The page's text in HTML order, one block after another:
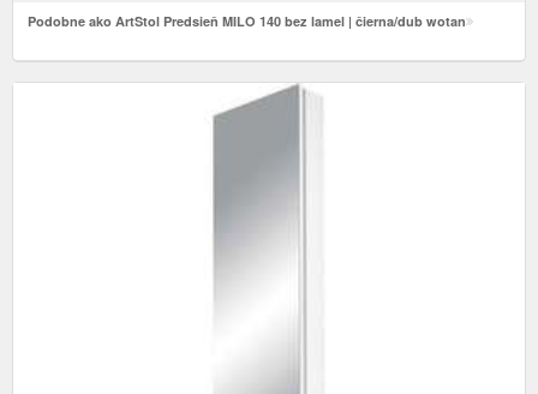
Podobne ako ArtStol Predsieň MILO 140 bez lamel | čierna/dub wotan